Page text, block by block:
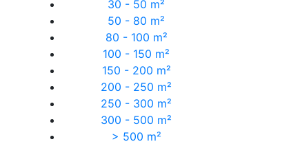
30 - 50 m²
50 - 80 m²
80 - 100 m²
100 - 150 m²
150 - 200 m²
200 - 250 m²
250 - 300 m²
300 - 500 m²
> 500 m²